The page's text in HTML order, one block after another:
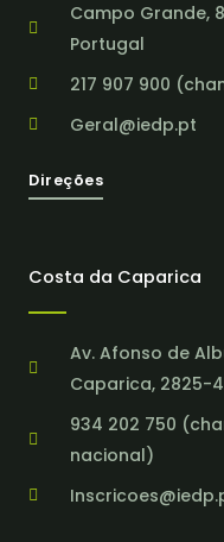
Campo Grande,
Portugal
217 907 900
Geral@iedp.pt
Direções
Costa da Caparica
Av. Afonso de
Caparica, 2825-
934 202 750
nacional)